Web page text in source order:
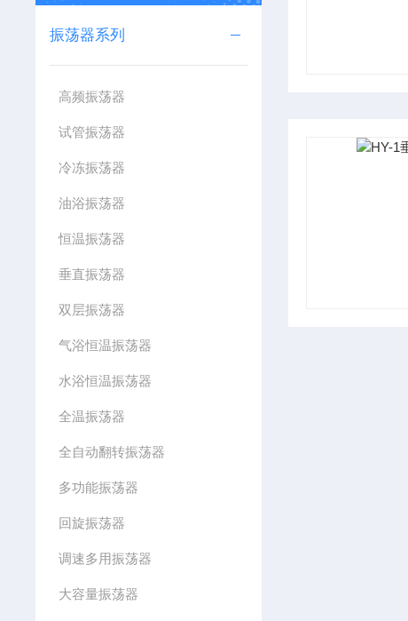
振荡器系列
高频振荡器
试管振荡器
冷冻振荡器
油浴振荡器
恒温振荡器
垂直振荡器
双层振荡器
气浴恒温振荡器
水浴恒温振荡器
全温振荡器
全自动翻转振荡器
多功能振荡器
回旋振荡器
调速多用振荡器
大容量振荡器